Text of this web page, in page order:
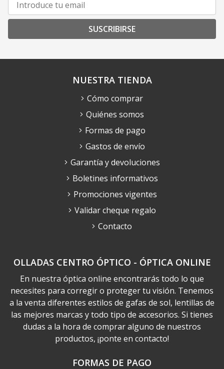
SUSCRIBIRSE
OLLADAS CENTRO ÓPTICO - ÓPTICA ONLINE
En nuestra óptica online encontrarás todo lo que
necesites para corregir o proteger tu visión. Tenemos
a la venta diferentes estilos de gafas de sol, lentillas de
las mejores marcas y todo tipo de accesorios. Si tienes
dudas a la hora de comprar alguno de nuestros
productos, ¡ponte en contacto!
FORMAS DE PAGO
NUESTRA TIENDA
Cómo comprar
Quiénes somos
Formas de pago
Gastos de envío
Garantía y devoluciones
Boletines informativos
Promociones vigentes
Validar cheque regalo
Contacto